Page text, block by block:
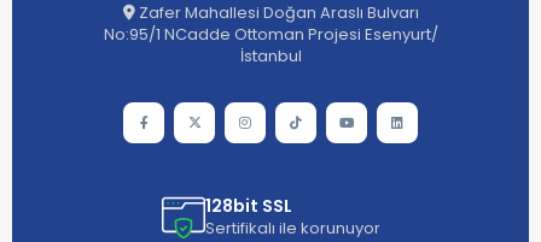
Zafer Mahallesi Doğan Araslı Bulvarı
No:95/1 NCadde Ottoman Projesi Esenyurt/
İstanbul
128bit SSL
Sertifikalı ile korunuyor